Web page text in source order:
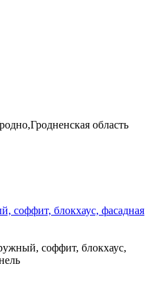
область
соффит, блокхаус, фасадная
соффит, блокхаус,